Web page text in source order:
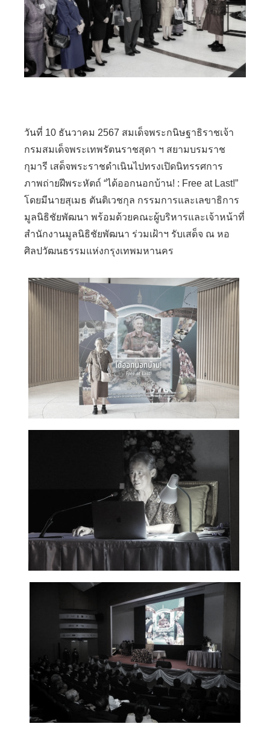
วันที่ 10 ธันวาคม 2567 สมเด็จพระกนิษฐาธิราชเจ้า
กรมสมเด็จพระเทพรัตนราชสุดา ฯ สยามบรมราช
กุมารี เสด็จพระราชดำเนินไปทรงเปิดนิทรรศการ
ภาพถ่ายฝีพระหัตถ์ “ได้ออกนอกบ้าน! : Free at Last!”
โดยมีนายสุเมธ ตันติเวชกุล กรรมการและเลขาธิการ
มูลนิธิชัยพัฒนา พร้อมด้วยคณะผู้บริหารและเจ้าหน้าที่
สำนักงานมูลนิธิชัยพัฒนา ร่วมเฝ้าฯ รับเสด็จ ณ หอ
ศิลปวัฒนธรรมแห่งกรุงเทพมหานคร